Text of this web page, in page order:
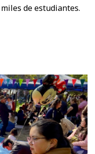
de estudiantes.